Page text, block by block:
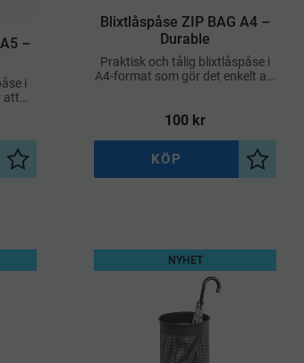
–
i
att
Lägg till i önskelista
​Blixtlåspåse ZIP BAG A4 –
Durable
Praktisk och tålig blixtlåspåse i
A4-format som gör det enkelt att
100 kr
Lägg
KÖP
NYHET